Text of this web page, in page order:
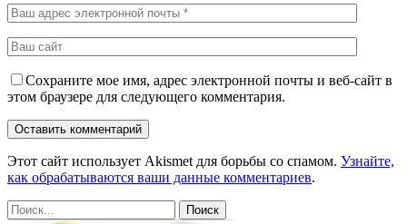
Сохраните мое имя, адрес электронной почты и веб-сайт в
этом браузере для следующего комментария.
Этот сайт использует Akismet для борьбы со спамом. Узнайте,
как обрабатываются ваши данные комментариев.